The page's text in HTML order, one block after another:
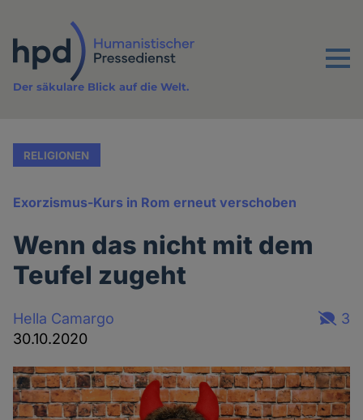
Inhalt
Menu
Der säkulare Blick auf die Welt.
RELIGIONEN
Exorzismus-Kurs in Rom erneut verschoben
Wenn das nicht mit dem
Teufel zugeht
Hella Camargo
30.10.2020
3